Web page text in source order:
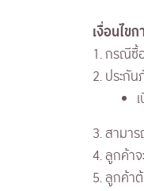
เงื่อนไข
1. กรณีซื้
2. ประกั
3. สามา
4. ลูกค้าจ
5. ลูกค้า